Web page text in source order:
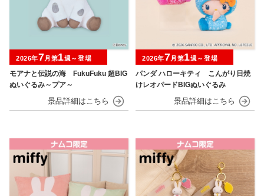
モアナと伝説の海 FukuFuku 超BIG
ぬいぐるみ～プア～
2026年7月第1週～登場
パンダ ハローキティ こんがり日焼
けレオパードBIGぬいぐるみ
2026年7月第1週～登場